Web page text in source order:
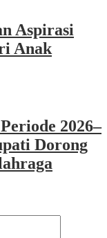
Aspirasi
Anak
2026–
Dorong